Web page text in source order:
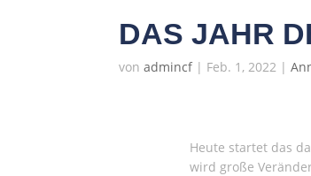
DAS JAHR
vonadmincf| Feb. 1, 2022 |
Heute startet das
wird große